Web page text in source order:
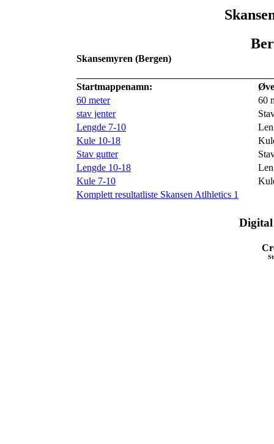
Skansemyren (Bergen)
Startmappenamn:
60 meter
60
stav jenter
Lengde 7-10
Kule 10-18
Stav gutter
Lengde 10-18
Kule 7-10
Komplett resultatliste Skansen Atlhletics 1